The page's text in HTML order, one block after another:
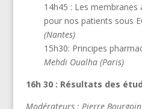
14h45 : Les
pour nos patients sous
(Nantes)
15h30: Principes
Mehdi Oualha (Paris)
16h 30 : Résultats des
Modérateurs : Pierre